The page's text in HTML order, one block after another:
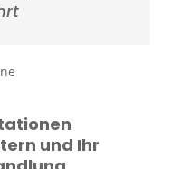
und Ihr